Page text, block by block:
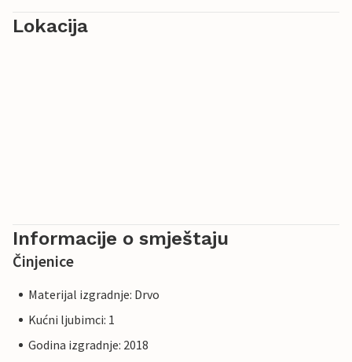
Lokacija
Informacije o smještaju
Činjenice
Materijal izgradnje: Drvo
Kućni ljubimci: 1
Godina izgradnje: 2018